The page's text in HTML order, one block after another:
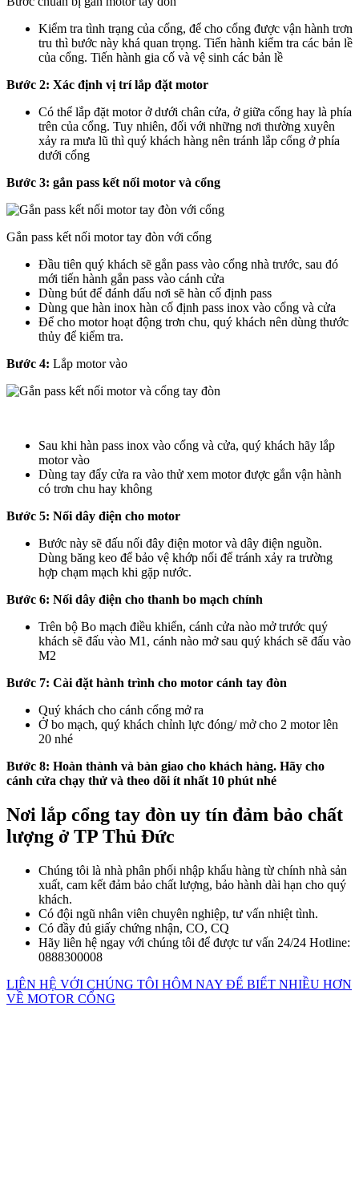
Kiểm tra tình trạng của cổng, để cho cổng được vận hành trơn
tru thì bước này khá quan trọng. Tiến hành kiểm tra các bản lề
của cổng. Tiến hành gia cố và vệ sinh các bản lề
Bước 2: Xác định vị trí lắp đặt motor
Có thể lắp đặt motor ở dưới chân cửa, ở giữa cổng hay là phía
trên của cổng. Tuy nhiên, đối với những nơi thường xuyên
xảy ra mưa lũ thì quý khách hàng nên tránh lắp cổng ở phía
dưới cổng
Bước 3: gắn pass kết nối motor và cổng
Gắn pass kết nối motor tay đòn với cổng
Đầu tiên quý khách sẽ gắn pass vào cổng nhà trước, sau đó
mới tiến hành gắn pass vào cánh cửa
Dùng bút để đánh dấu nơi sẽ hàn cố định pass
Dùng que hàn inox hàn cố định pass inox vào cổng và cửa
Để cho motor hoạt động trơn chu, quý khách nên dùng thước
thủy để kiểm tra.
Bước 4: Lắp motor vào
Sau khi hàn pass inox vào cổng và cửa, quý khách hãy lắp
motor vào
Dùng tay đẩy cửa ra vào thử xem motor được gắn vận hành
có trơn chu hay không
Bước 5: Nối dây điện cho motor
Bước này sẽ đấu nối đây điện motor và dây điện nguồn.
Dùng băng keo để bảo vệ khớp nối để tránh xảy ra trường
hợp chạm mạch khi gặp nước.
Bước 6: Nối dây điện cho thanh bo mạch chính
Trên bộ Bo mạch điều khiển, cánh cửa nào mở trước quý
khách sẽ đấu vào M1, cánh nào mở sau quý khách sẽ đấu vào
M2
Bước 7: Cài đặt hành trình cho motor cánh tay đòn
Quý khách cho cánh cổng mở ra
Ở bo mạch, quý khách chỉnh lực đóng/ mở cho 2 motor lên
20 nhé
Bước 8: Hoàn thành và bàn giao cho khách hàng. Hãy cho
cánh cửa chạy thử và theo dõi ít nhất 10 phút nhé
Nơi lắp cổng tay đòn uy tín đảm bảo chất
lượng ở TP Thủ Đức
Chúng tôi là nhà phân phối nhập khẩu hàng từ chính nhà sản
xuất, cam kết đảm bảo chất lượng, bảo hành dài hạn cho quý
khách.
Có đội ngũ nhân viên chuyên nghiệp, tư vấn nhiệt tình.
Có đầy đủ giấy chứng nhận, CO, CQ
Hãy liên hệ ngay với chúng tôi để được tư vấn 24/24 Hotline:
0888300008
LIÊN HỆ VỚI CHÚNG TÔI HÔM NAY ĐỂ BIẾT NHIỀU HƠN
VỀ MOTOR CỔNG